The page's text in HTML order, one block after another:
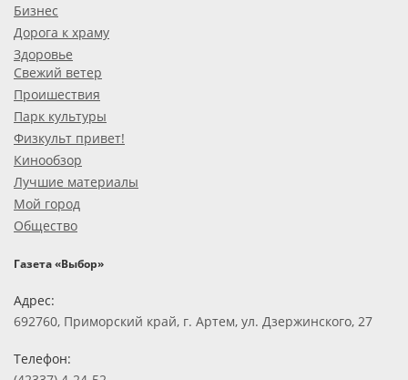
Бизнес
Дорога к храму
Здоровье
Свежий ветер
Проишествия
Парк культуры
Физкульт привет!
Кинообзор
Лучшие материалы
Мой город
Общество
Газета «Выбор»
Адрес:
692760, Приморский край, г. Артем, ул. Дзержинского, 27
Телефон: